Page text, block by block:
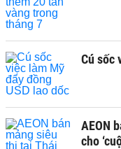
Cú sốc
AEON
cho